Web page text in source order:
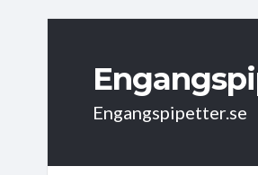
Engangspipetter.se